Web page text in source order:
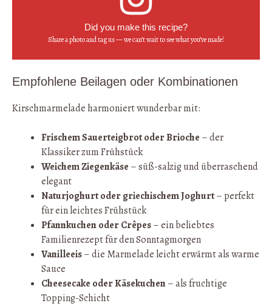
Did you make this recipe?
Share a photo and tag us — we can’t wait to see what you’ve made!
Empfohlene Beilagen oder Kombinationen
Kirschmarmelade harmoniert wunderbar mit:
Frischem Sauerteigbrot oder Brioche – der
Klassiker zum Frühstück
Weichem Ziegenkäse – süß-salzig und überraschend
elegant
Naturjoghurt oder griechischem Joghurt– perfekt
für ein leichtes Frühstück
Pfannkuchen oder Crêpes– ein beliebtes
Familienrezept für den Sonntagmorgen
Vanilleeis– die Marmelade leicht erwärmt als warme
Sauce
Cheesecake oder Käsekuchen– als fruchtige
Topping-Schicht